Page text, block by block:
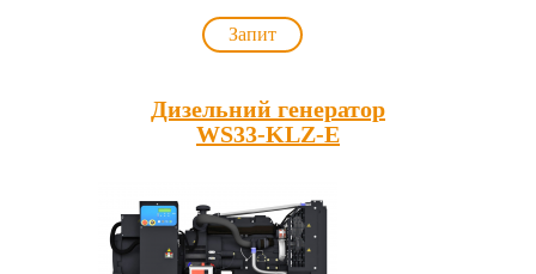
Запит
Дизельний генератор
WS33-KLZ-E